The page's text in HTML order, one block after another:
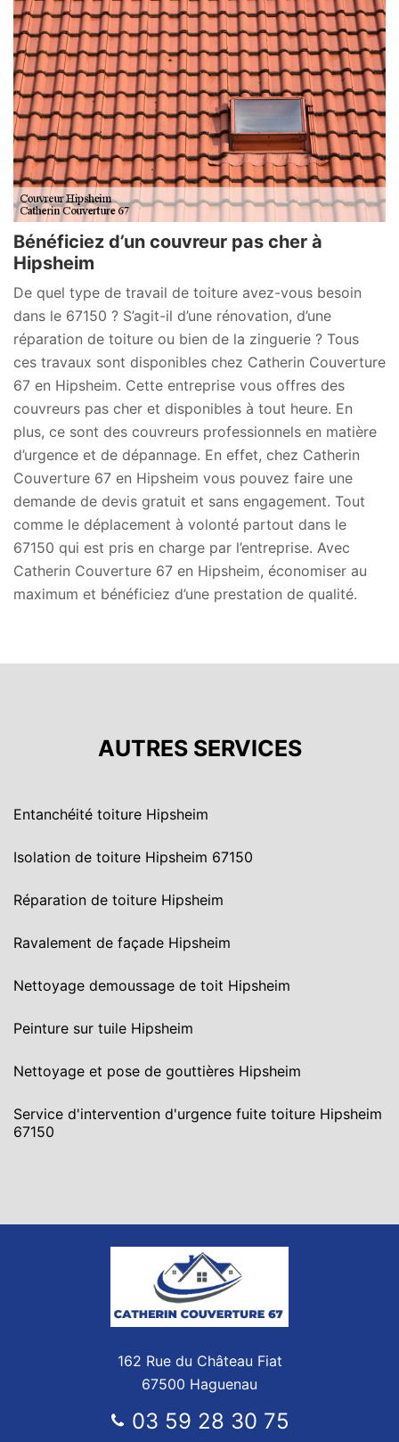
Bénéficiez d’un couvreur pas cher à
Hipsheim
De quel type de travail de toiture avez-vous besoin
dans le 67150 ? S’agit-il d’une rénovation, d’une
réparation de toiture ou bien de la zinguerie ? Tous
ces travaux sont disponibles chez Catherin Couverture
67 en Hipsheim. Cette entreprise vous offres des
couvreurs pas cher et disponibles à tout heure. En
plus, ce sont des couvreurs professionnels en matière
d’urgence et de dépannage. En effet, chez Catherin
Couverture 67 en Hipsheim vous pouvez faire une
demande de devis gratuit et sans engagement. Tout
comme le déplacement à volonté partout dans le
67150 qui est pris en charge par l’entreprise. Avec
Catherin Couverture 67 en Hipsheim, économiser au
maximum et bénéficiez d’une prestation de qualité.
AUTRES SERVICES
Entanchéité toiture Hipsheim
Isolation de toiture Hipsheim 67150
Réparation de toiture Hipsheim
Ravalement de façade Hipsheim
Nettoyage demoussage de toit Hipsheim
Peinture sur tuile Hipsheim
Nettoyage et pose de gouttières Hipsheim
Service d'intervention d'urgence fuite toiture Hipsheim
67150
162 Rue du Château Fiat
67500 Haguenau
03 59 28 30 75